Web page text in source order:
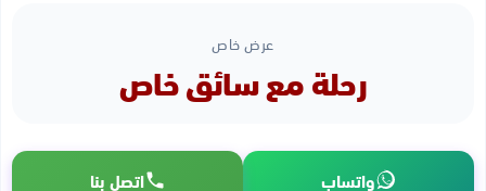
عرض خاص
رحلة مع سائق خاص
واتساب اتصل بنا